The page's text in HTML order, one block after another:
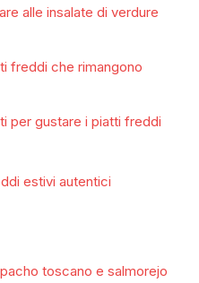
alle insalate di verdure
freddi che rimangono
per gustare i piatti freddi
estivi autentici
toscano e salmorejo